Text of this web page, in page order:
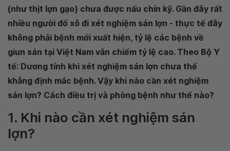
(như thịt lợn gạo) chưa được nấu chín kỹ. Gần đây rất
nhiều người đổ xô đi xét nghiệm sán lợn - thực tế đây
không phải bệnh mới xuất hiện, tỷ lệ các bệnh về
giun sán tại Việt Nam vẫn chiếm tỷ lệ cao. Theo Bộ Y
tế: Dương tính khi xét nghiệm sán lợn chưa thể
khẳng định mắc bệnh. Vậy khi nào cần xét nghiệm
sán lợn? Cách điều trị và phòng bệnh như thế nào?
1. Khi nào cần xét nghiệm sán
lợn?